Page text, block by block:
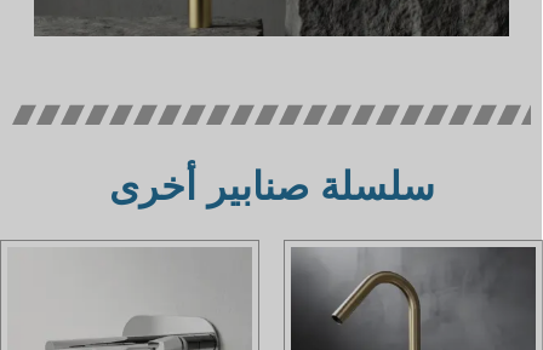
سلسلة صنابير أخرى